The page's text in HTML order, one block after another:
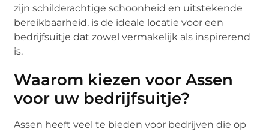
zijn schilderachtige schoonheid en uitstekende
bereikbaarheid, is de ideale locatie voor een
bedrijfsuitje dat zowel vermakelijk als inspirerend
is.
Waarom kiezen voor Assen
voor uw bedrijfsuitje?
Assen heeft veel te bieden voor bedrijven die op